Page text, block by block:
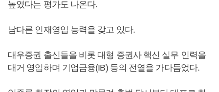
높였다는 평가도 나온다.
남다른 인재영입 능력을 갖고 있다.
대우증권 출신들을 비롯 대형 증권사 핵신 실무 인력을
대거 영입하며 기업금융(IB) 등의 전열을 가다듬었다.